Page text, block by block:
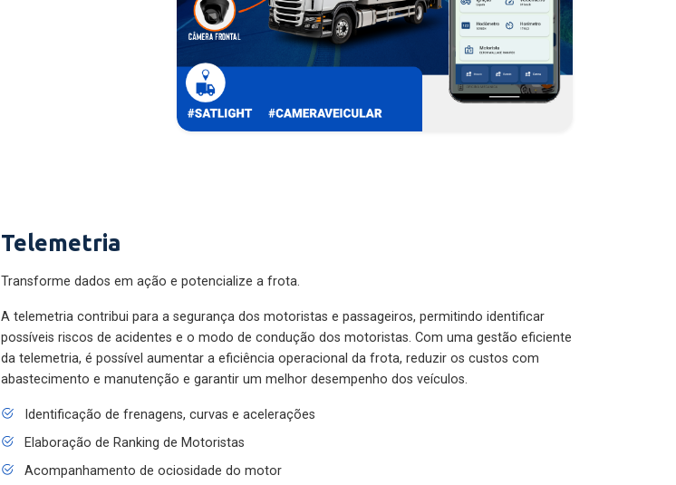
Telemetria
Transforme dados em ação e potencialize a frota.
A telemetria contribui para a segurança dos motoristas e passageiros, permitindo identificar
possíveis riscos de acidentes e o modo de condução dos motoristas. Com uma gestão eficiente
da telemetria, é possível aumentar a eficiência operacional da frota, reduzir os custos com
abastecimento e manutenção e garantir um melhor desempenho dos veículos.
Identificação de frenagens, curvas e acelerações
Elaboração de Ranking de Motoristas
Acompanhamento de ociosidade do motor